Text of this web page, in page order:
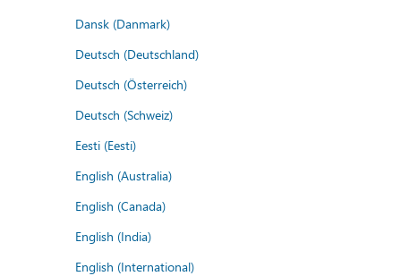
Dansk (Danmark)
Deutsch (Deutschland)
Deutsch (Österreich)
Deutsch (Schweiz)
Eesti (Eesti)
English (Australia)
English (Canada)
English (India)
English (International)